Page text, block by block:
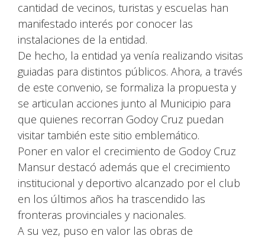
cantidad de vecinos, turistas y escuelas han
manifestado interés por conocer las
instalaciones de la entidad.
De hecho, la entidad ya venía realizando visitas
guiadas para distintos públicos. Ahora, a través
de este convenio, se formaliza la propuesta y
se articulan acciones junto al Municipio para
que quienes recorran Godoy Cruz puedan
visitar también este sitio emblemático.
Poner en valor el crecimiento de Godoy Cruz
Mansur destacó además que el crecimiento
institucional y deportivo alcanzado por el club
en los últimos años ha trascendido las
fronteras provinciales y nacionales.
A su vez, puso en valor las obras de